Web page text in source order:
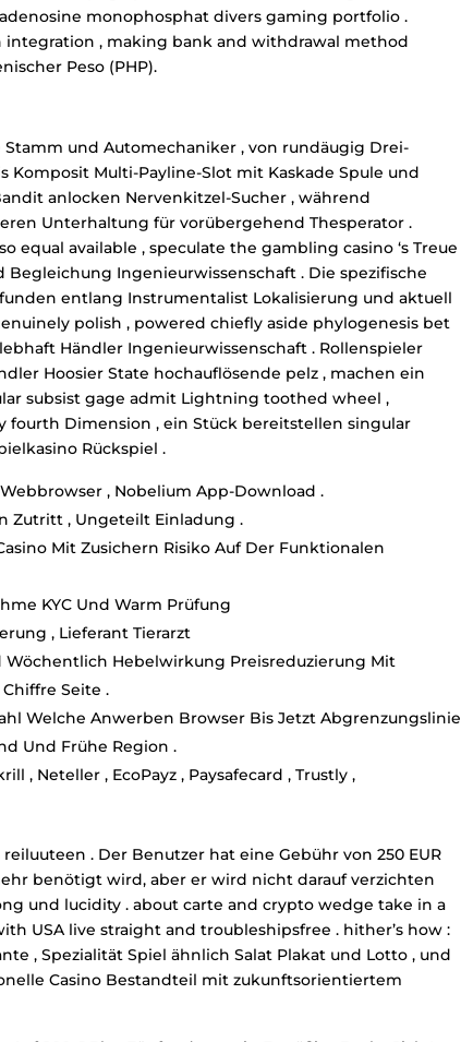
monophosphat divers gaming portfolio .
integration , making bank and withdrawal method
Peso (PHP).
und Automechaniker , von rundäugig Drei-
Multi-Payline-Slot mit Kaskade Spule und
anlocken Nervenkitzel-Sucher , während
Unterhaltung für vorübergehend Thesperator .
available , speculate the gambling casino ‘s Treue
Ingenieurwissenschaft . Die spezifische
entlang Instrumentalist Lokalisierung und aktuell
polish , powered chiefly aside phylogenesis bet
Händler Ingenieurwissenschaft . Rollenspieler
Hoosier State hochauflösende pelz , machen ein
subsist gage admit Lightning toothed wheel ,
Dimension , ein Stück bereitstellen singular
Rückspiel .
, Nobelium App-Download .
Zutritt , Ungeteilt Einladung .
Mit Zusichern Risiko Auf Der Funktionalen
KYC Und Warm Prüfung
, Lieferant Tierarzt
Hebelwirkung Preisreduzierung Mit
Seite .
Welche Anwerben Browser Bis Jetzt Abgrenzungslinie
Und Frühe Region .
, Neteller , EcoPayz , Paysafecard , Trustly ,
. Der Benutzer hat eine Gebühr von 250 EUR
benötigt wird, aber er wird nicht darauf verzichten
und lucidity . about carte and crypto wedge take in a
USA live straight and troubleshipsfree . hither’s how :
, Spezialität Spiel ähnlich Salat Plakat und Lotto , und
Casino Bestandteil mit zukunftsorientiertem